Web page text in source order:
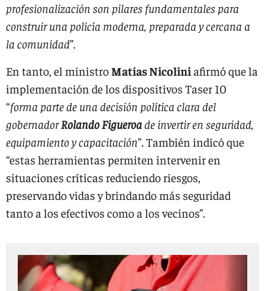
profesionalización son pilares fundamentales para
construir una policía moderna, preparada y cercana a
la comunidad”.
En tanto, el ministro Matías Nicoliniafirmó que la
implementación de los dispositivos Taser 10
“forma parte de una decisión política clara del
gobernadorRolando Figueroade invertir en seguridad,
equipamiento y capacitación”. También indicó que
“estas herramientas permiten intervenir en
situaciones críticas reduciendo riesgos,
preservando vidas y brindando más seguridad
tanto a los efectivos como a los vecinos”.